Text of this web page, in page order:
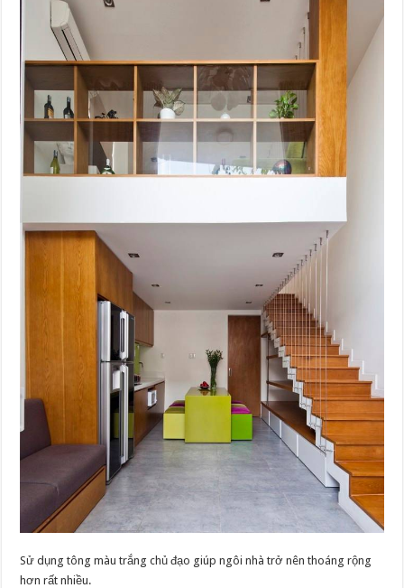
Sử dụng tông màu trắng chủ đạo giúp ngôi nhà trở nên thoáng rộng
hơn rất nhiều.